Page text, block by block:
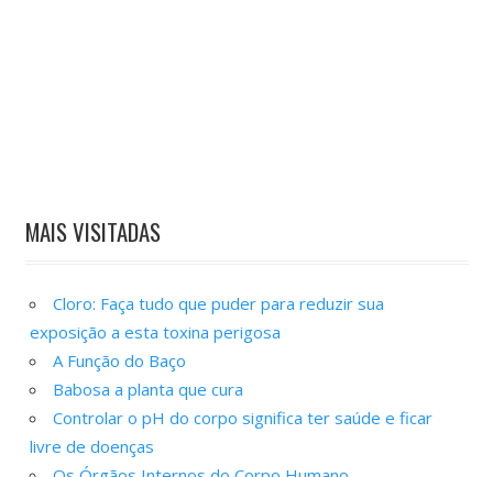
MAIS VISITADAS
Cloro: Faça tudo que puder para reduzir sua
exposição a esta toxina perigosa
A Função do Baço
Babosa a planta que cura
Controlar o pH do corpo significa ter saúde e ficar
livre de doenças